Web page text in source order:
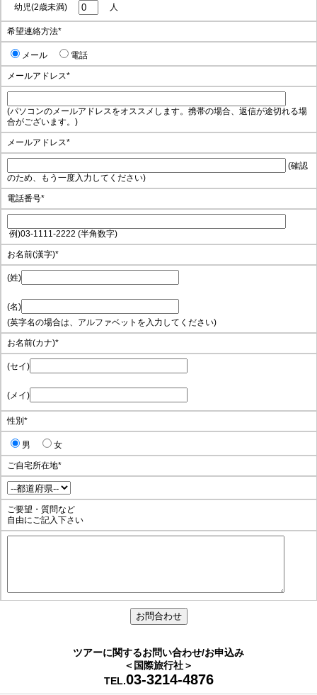
幼児(2歳未満)
人
希望連絡方法*
メール 電話
メールアドレス*
(パソコンのメールアドレスをオススメします。携帯の場合、返信が途切れる場
合がございます。)
メールアドレス*
(確認
のため、もう一度入力してください)
電話番号*
例)03-1111-2222 (半角数字)
お名前(漢字)*
(姓)
(名)
(英字名の場合は、アルファベットを入力してください)
お名前(カナ)*
(セイ)
(メイ)
性別 *
男 女
ご自宅所在地*
ご要望・質問など
自由にご記入下さい
ツアーに関するお問い合わせ/お申込み
＜国際旅行社＞
TEL.03-3214-4876